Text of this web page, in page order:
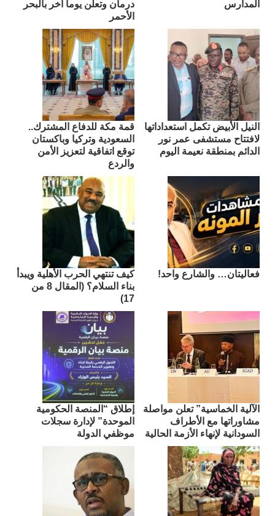
المدارس
درمان وتعلن يوماً آخر بالبحر
الأحمر
النيل الأبيض تكمل استعداداتها
لافتتاح مستشفى عمر نور
الدائم بمنطقة نعيمة اليوم
قمة مكة للدفاع المشترك..
السعودية وتركيا وباكستان
توقع اتفاقية لتعزيز الأمن
والردع
فعاليتان… والشارع واحد!
كيف تنتهي الحرب الأهلية ويبدأ
بناء السلام؟ (المقال 8 من
17)
الآلية الخماسية” تعلن مواصلة
مشاوراتها مع الأطراف
السودانية لإنهاء الأزمة الحالية
إطلاق “المنصة الحكومية
الموحدة” لإدارة سجلات
موظفي الدولة